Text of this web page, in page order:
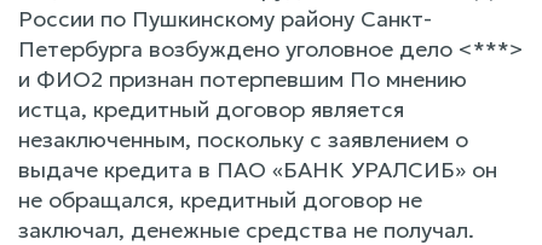
России по Пушкинскому району Санкт-
Петербурга возбуждено уголовное дело <***>
и ФИО2 признан потерпевшим По мнению
истца, кредитный договор является
незаключенным, поскольку с заявлением о
выдаче кредита в ПАО «БАНК УРАЛСИБ» он
не обращался, кредитный договор не
заключал, денежные средства не получал.